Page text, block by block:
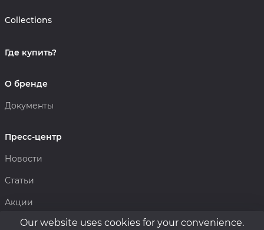
Collections
Где купить?
О бренде
Документы
Пресс-центр
Новости
Статьи
Акции
Our website uses cookies for your convenience.